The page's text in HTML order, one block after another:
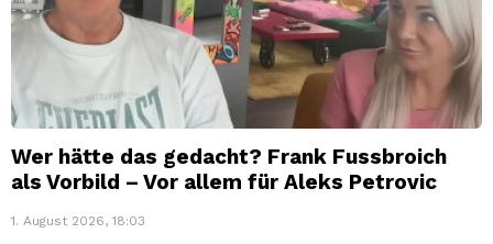
Wer hätte das gedacht? Frank Fussbroich
als Vorbild – Vor allem für Aleks Petrovic
1. August 2026, 18:03